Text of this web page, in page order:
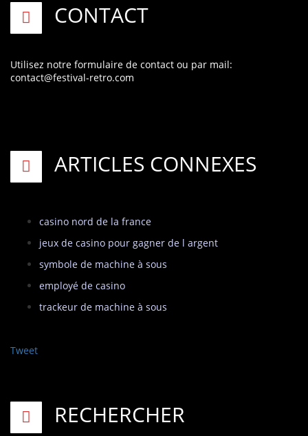
CONTACT
Utilisez notre formulaire de contact ou par mail:
contact@festival-retro.com
ARTICLES CONNEXES
casino nord de la france
jeux de casino pour gagner de l argent
symbole de machine à sous
employé de casino
trackeur de machine à sous
Tweet
RECHERCHER